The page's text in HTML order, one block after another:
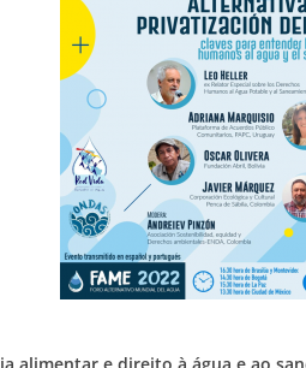
alimentar e direito à água e ao